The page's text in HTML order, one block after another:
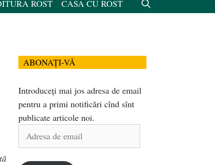
ROST CASA CU ROST
ABONAȚI-VĂ
Introduceți mai jos adresa de email
pentru a primi notificări cînd sînt
publicate articole noi.
Adresa